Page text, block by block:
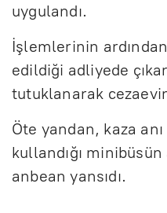
uygulandı.
İşlemlerinin
edildiği adliyede
tutuklanarak
Öte yandan, kaza
kullandığı
anbean yansıdı.